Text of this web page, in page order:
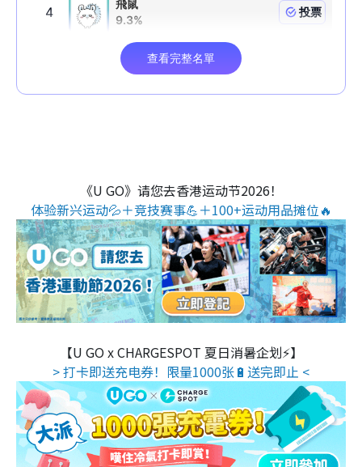
《U GO》请您去香港运动节2026！
体验新兴运动💦＋竞技赛事💪＋100+运动用品摊位🔥
【U GO x CHARGESPOT 夏日消暑企划⚡】
> 打卡即送充电券！限量1000张🔋送完即止 <